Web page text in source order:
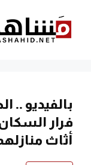
المحتوى
بالفيديو ..
فرار
أثاث